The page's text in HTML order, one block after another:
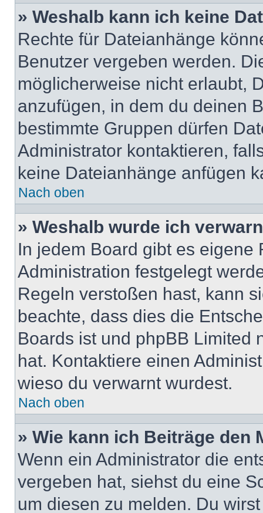
» Weshalb kann ich keine
Rechte für Dateianhänge
Benutzer vergeben werden.
möglicherweise nicht erlaubt,
anzufügen, in dem du deinen
bestimmte Gruppen dürfen
Administrator kontaktieren,
keine Dateianhänge anfügen
Nach oben
» Weshalb wurde ich
In jedem Board gibt es
Administration festgelegt
Regeln verstoßen hast, kann
beachte, dass dies die
Boards ist und phpBB Limited
hat. Kontaktiere einen
wieso du verwarnt wurdest.
Nach oben
» Wie kann ich Beiträge den
Wenn ein Administrator die
vergeben hat, siehst du eine
um diesen zu melden. Du